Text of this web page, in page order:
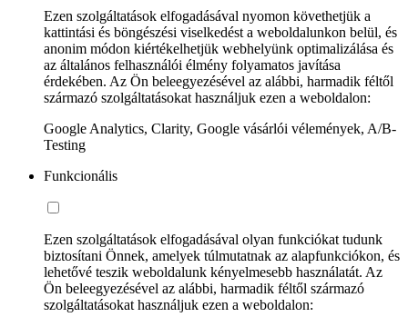
Ezen szolgáltatások elfogadásával nyomon követhetjük a
kattintási és böngészési viselkedést a weboldalunkon belül, és
anonim módon kiértékelhetjük webhelyünk optimalizálása és
az általános felhasználói élmény folyamatos javítása
érdekében. Az Ön beleegyezésével az alábbi, harmadik féltől
származó szolgáltatásokat használjuk ezen a weboldalon:
Google Analytics, Clarity, Google vásárlói vélemények, A/B-
Testing
Funkcionális
Ezen szolgáltatások elfogadásával olyan funkciókat tudunk
biztosítani Önnek, amelyek túlmutatnak az alapfunkciókon, és
lehetővé teszik weboldalunk kényelmesebb használatát. Az
Ön beleegyezésével az alábbi, harmadik féltől származó
szolgáltatásokat használjuk ezen a weboldalon: